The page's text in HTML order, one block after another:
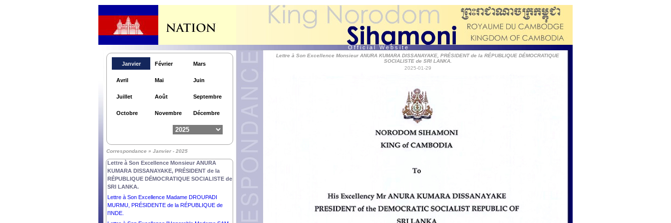
O f f i c i a l W e b s i t e
Janvier Février Mars
Avril Mai Juin
Juillet Août Septembre
Octobre Novembre Décembre
Correspondance » Janvier - 2025
Lettre à Son Excellence la Très Honorable CINDY
KIRO, GOUVERNEURE GÉNÉRALE de la
NOUVELLE –ZELANDE.
Lettre à Son Excellence Monsieur ANURA
KUMARA DISSANAYAKE, PRÉSIDENT de la
RÉPUBLIQUE DÉMOCRATIQUE SOCIALISTE de
SRI LANKA.
Lettre à Son Excellence Madame DROUPADI
MURMU, PRÉSIDENTE de la RÉPUBLIQUE de
l’INDE.
Lettre à Son Excellence Monsieur ANURA KUMARA DISSANAYAKE, PRÉSIDENT de la RÉPUBLIQUE DÉMOCRATIQUE
SOCIALISTE de SRI LANKA.
2025-01-29